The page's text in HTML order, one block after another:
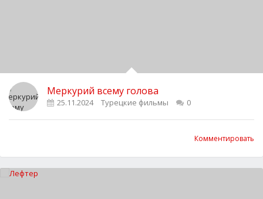
Меркурий всему голова
25.11.2024 Турецкие фильмы 0
Комментировать